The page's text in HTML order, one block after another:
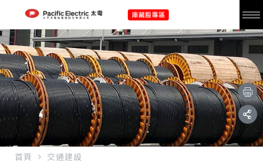
首頁 交通建設